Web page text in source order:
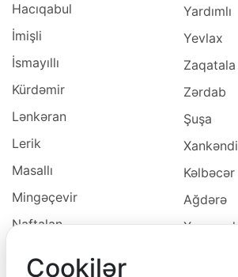
Hacıqabul
İmişli
İsmayıllı
Kürdəmir
Lənkəran
Lerik
Masallı
Mingəçevir
Naftalan
Yardımlı
Yevlax
Zaqatala
Zərdab
Şuşa
Xankəndi
Kəlbəcər
Ağdərə
Xocavəd
Cookilər